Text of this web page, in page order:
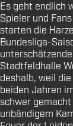
Es geht endlich
Spieler und
starten die
Bundesliga-
Stadtfeldhalle
deshalb, weil
beiden Jahren
schwer
unbändigem